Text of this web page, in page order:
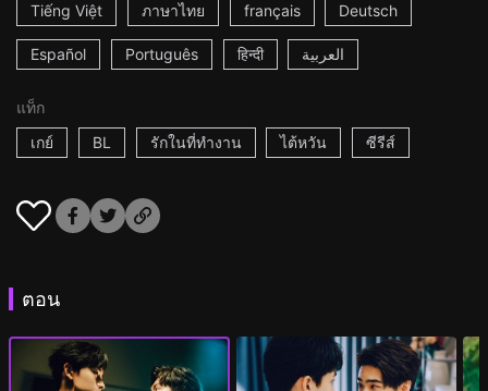
Tiếng Việt ภาษาไทย français Deutsch
Español Português हिन्दी العربية
แท็ก
เกย์
BL รักในที่ทำงาน ไต้หวัน ซีรีส์
ตอน